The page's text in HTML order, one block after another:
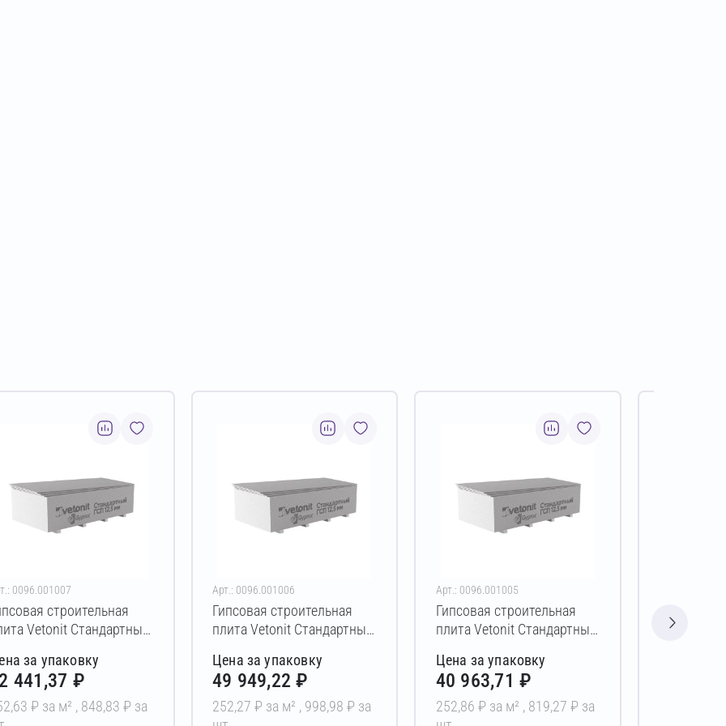
0096.001007
строительная
Vetonit Стандартный
за упаковку
441,37 ₽
₽ за м² , 848,83 ₽ за
Арт.: 0096.001006
Гипсовая строительная
плита Vetonit Стандартный
Цена за упаковку
49 949,22 ₽
252,27 ₽ за м² , 998,98 ₽ за
Арт.: 0096.001005
Гипсовая строительная
плита Vetonit Стандартный
Цена за упаковку
40 963,71 ₽
252,86 ₽ за м² , 819,27 ₽ за